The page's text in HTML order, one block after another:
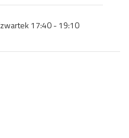
17:40 - 19:10